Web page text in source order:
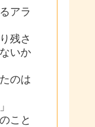
アラ
残さ
いか
のは
こと